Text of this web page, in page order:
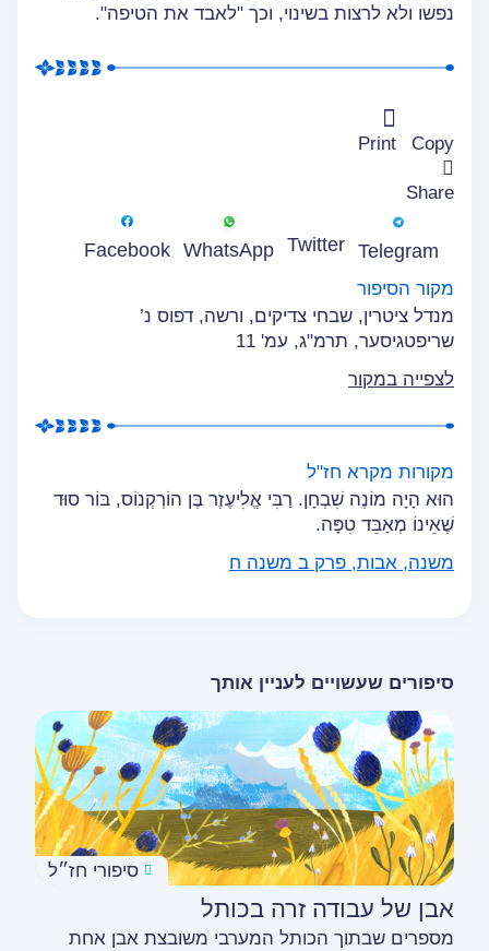
נפשו ולא לרצות בשינוי, וכך "לאבד את הטיפה".
Copy
Print
Share
Telegram
Twitter
WhatsApp
Facebook
מקור הסיפור
מנדל ציטרין, שבחי צדיקים, ורשה, דפוס נ’
שריפטגיסער, תרמ"ג, עמ' 11
לצפייה במקור
מקורות מקרא חז"ל
הוּא הָיָה מוֹנֶה שִׁבְחָן. רַבִּי אֱלִיעֶזֶר בֶּן הוֹרְקְנוֹס, בּוֹר סוּד
שֶׁאֵינוֹ מְאַבֵּד טִפָּה.
משנה, אבות, פרק ב משנה ח
סיפורים שעשויים לעניין אותך
סיפורי חז״ל
אבן של עבודה זרה בכותל
מספרים שבתוך הכותל המערבי משובצת אבן אחת